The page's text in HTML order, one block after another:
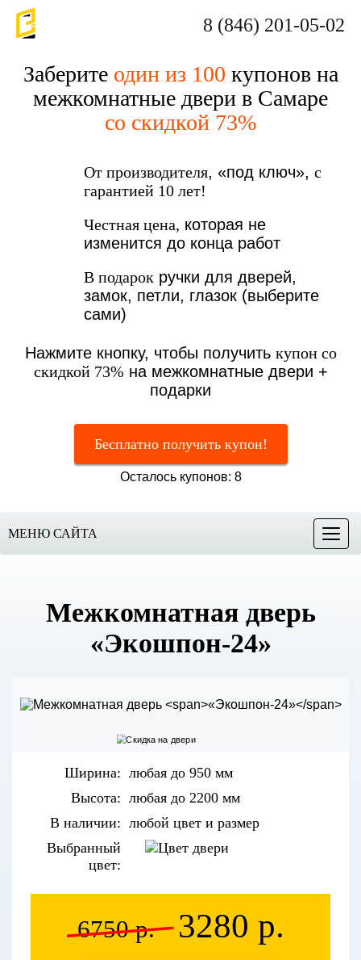
8 (846) 201-05-02
Заберите один из 100 купонов на
межкомнатные двери в Самаре
со скидкой 73%
От производителя, «под ключ», с
гарантией 10 лет!
Честная цена, которая не
изменится до конца работ
В подарок ручки для дверей,
замок, петли, глазок (выберите
сами)
Нажмите кнопку, чтобы получить купон со
скидкой 73% на межкомнатные двери +
подарки
Бесплатно получить купон!
Осталось купонов: 8
Меню
МЕНЮ САЙТА
Межкомнатная дверь
«Экошпон-24»
Ширина: любая до 950 мм
Высота: любая до 2200 мм
В наличии: любой цвет и размер
Выбранный
цвет:
6750 р. 3280 р.